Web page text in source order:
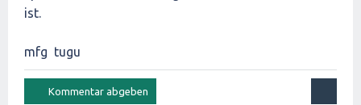
ist.
mfg tugu